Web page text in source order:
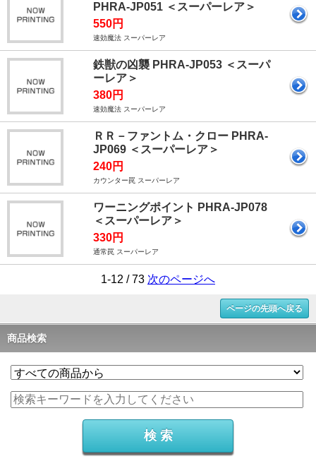
PHRA-JP051 ＜スーパーレア＞
550円
速効魔法 スーパーレア
鉄獣の凶襲 PHRA-JP053 ＜スーパ
ーレア＞
380円
速効魔法 スーパーレア
ＲＲ－ファントム・クロー PHRA-
JP069 ＜スーパーレア＞
240円
カウンター罠 スーパーレア
ワーニングポイント PHRA-JP078
＜スーパーレア＞
330円
通常罠 スーパーレア
1-12 / 73 次のページへ
ページの先頭へ戻る
商品検索